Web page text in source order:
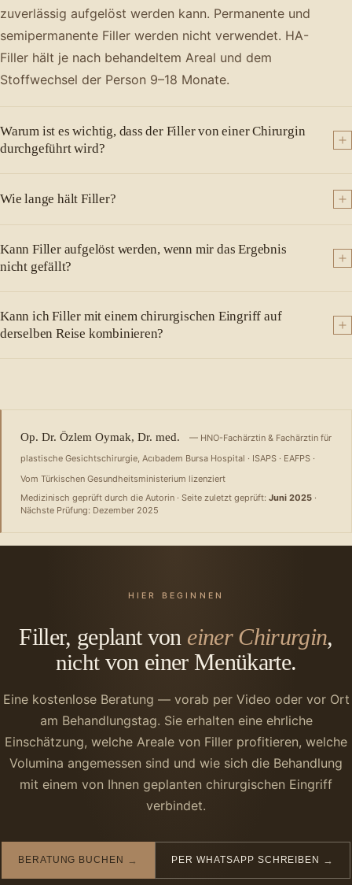
zuverlässig aufgelöst werden kann. Permanente und
semipermanente Filler werden nicht verwendet. HA-
Filler hält je nach behandeltem Areal und dem
Stoffwechsel der Person 9–18 Monate.
Warum ist es wichtig, dass der Filler von einer Chirurgin
durchgeführt wird?
Wie lange hält Filler?
Kann Filler aufgelöst werden, wenn mir das Ergebnis
nicht gefällt?
Kann ich Filler mit einem chirurgischen Eingriff auf
derselben Reise kombinieren?
Op. Dr. Özlem Oymak, Dr. med.
— HNO-Fachärztin & Fachärztin für
plastische Gesichtschirurgie, Acıbadem Bursa Hospital · ISAPS · EAFPS ·
Vom Türkischen Gesundheitsministerium lizenziert
Medizinisch geprüft durch die Autorin · Seite zuletzt geprüft: Juni 2025 ·
Nächste Prüfung: Dezember 2025
HIER BEGINNEN
Filler, geplant von einer Chirurgin,
nichtvon einer Menükarte.
Eine kostenlose Beratung — vorab per Video oder vor Ort
am Behandlungstag. Sie erhalten eine ehrliche
Einschätzung, welche Areale von Filler profitieren, welche
Volumina angemessen sind und wie sich die Behandlung
mit einem von Ihnen geplanten chirurgischen Eingriff
verbindet.
BERATUNG BUCHEN → PER WHATSAPP SCHREIBEN →